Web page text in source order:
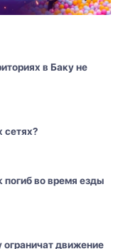
в Баку не
сетях?
погиб во время езды
движение